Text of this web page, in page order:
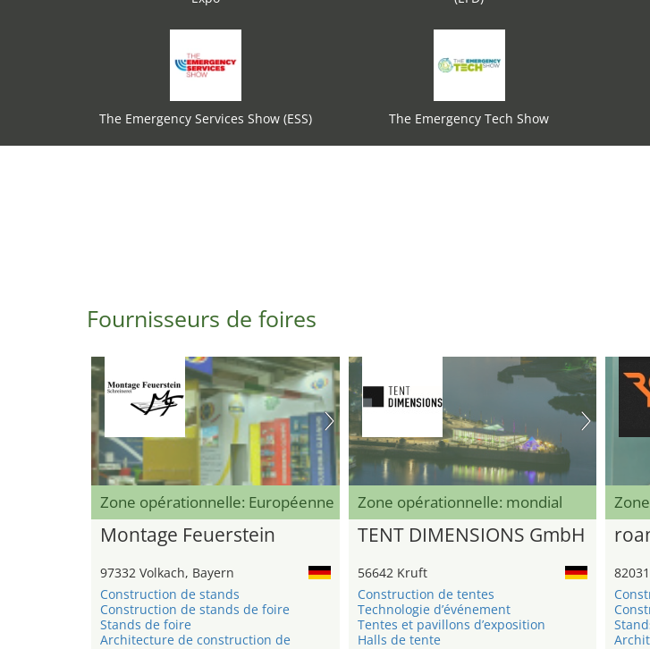
The Emergency Services Show (ESS) The Emergency Tech Show
Fournisseurs de foires
Zone opérationnelle: Européenne
Montage Feuerstein
97332 Volkach, Bayern
Construction de stands
Construction de stands de foire
Stands de foire
Architecture de construction de
Zone opérationnelle: mondial
TENT DIMENSIONS GmbH
56642 Kruft
Construction de tentes
Technologie d’événement
Tentes et pavillons d’exposition
Halls de tente